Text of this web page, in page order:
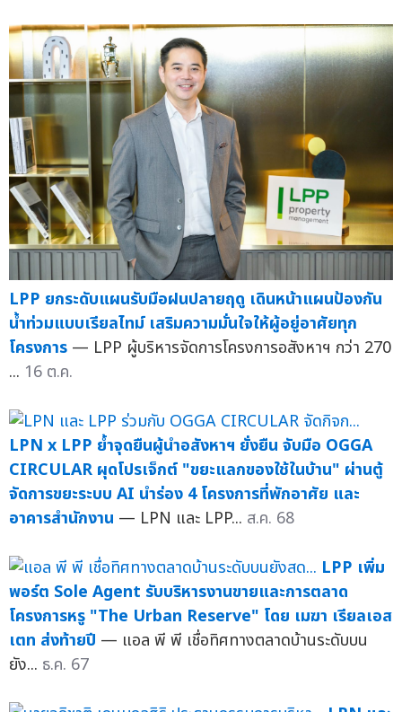
LPP ยกระดับแผนรับมือฝนปลายฤดู เดินหน้าแผนป้องกัน
น้ำท่วมแบบเรียลไทม์ เสริมความมั่นใจให้ผู้อยู่อาศัยทุก
โครงการ — LPP ผู้บริหารจัดการโครงการอสังหาฯ กว่า 270
... 16 ต.ค.
LPN x LPP ย้ำจุดยืนผู้นำอสังหาฯ ยั่งยืน จับมือ OGGA
CIRCULAR ผุดโปรเจ็กต์ "ขยะแลกของใช้ในบ้าน" ผ่านตู้
จัดการขยะระบบ AI นำร่อง 4 โครงการที่พักอาศัย และ
อาคารสำนักงาน — LPN และ LPP... ส.ค. 68
LPP เพิ่ม
พอร์ต Sole Agent รับบริหารงานขายและการตลาด
โครงการหรู "The Urban Reserve" โดย เมฆา เรียลเอส
เตท ส่งท้ายปี — แอล พี พี เชื่อทิศทางตลาดบ้านระดับบน
ยัง... ธ.ค. 67